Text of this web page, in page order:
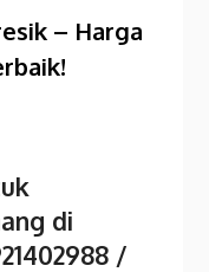
– Harga
di
/